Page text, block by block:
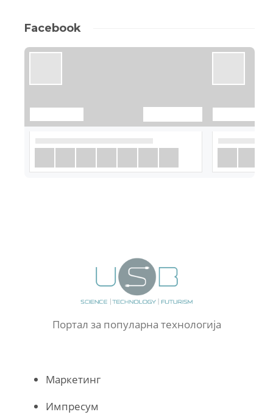
Facebook
Портал за популарна технологија
Маркетинг
Импресум